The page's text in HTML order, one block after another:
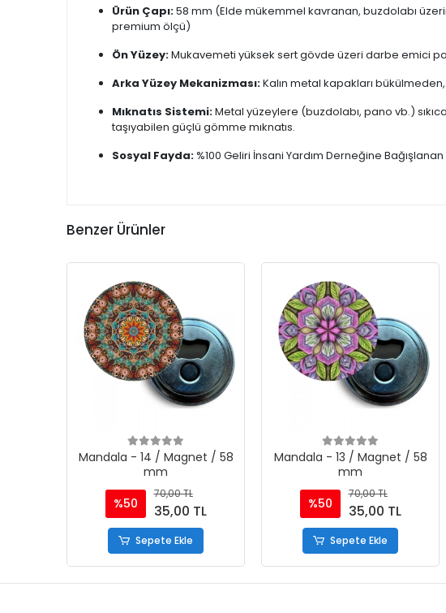
Ürün Çapı:58 mm (Elde mükemmel kavranan, buzdolabı
premium ölçü)
Ön Yüzey:Mukavemeti yüksek sert gövde üzeri darbe emici
Arka Yüzey Mekanizması:Kalın metal kapakları
Mıknatıs Sistemi:Metal yüzeylere (buzdolabı, pano vb.)
taşıyabilen güçlü gömme mıknatıs.
Sosyal Fayda: %100 Geliri İnsani Yardım Derneğine Bağışlanan
Benzer Ürünler
Mandala - 14 / Magnet / 58
mm
%50
70,00 TL
35,00 TL
Sepete Ekle
Mandala - 13 / Magnet / 58
mm
%50
70,00 TL
35,00 TL
Sepete Ekle